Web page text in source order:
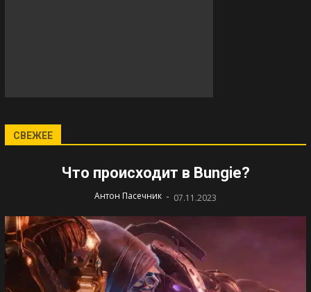
СВЕЖЕЕ
Что происходит в Bungie?
Антон Пасечник - 07.11.2023